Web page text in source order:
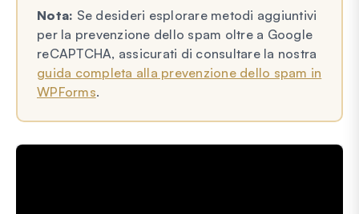
Nota: Se desideri esplorare metodi aggiuntivi
per la prevenzione dello spam oltre a Google
reCAPTCHA, assicurati di consultare la nostra
guida completa alla prevenzione dello spam in
WPForms.